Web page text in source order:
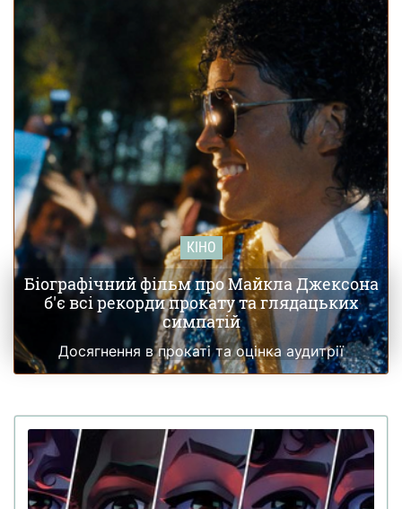
КІНО
Біографічний фільм про Майкла Джексона
б'є всі рекорди прокату та глядацьких
симпатій
Досягнення в прокаті та оцінка аудитрії